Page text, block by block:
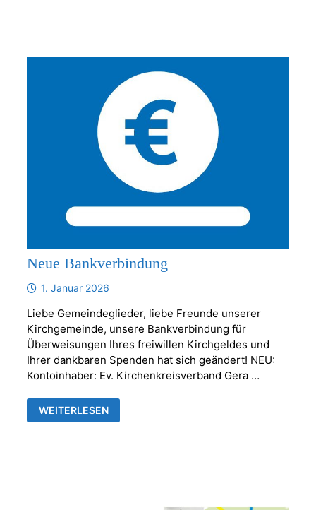
Neue Bankverbindung
1. Januar 2026
Liebe Gemeindeglieder, liebe Freunde unserer
Kirchgemeinde, unsere Bankverbindung für
Überweisungen Ihres freiwillen Kirchgeldes und
Ihrer dankbaren Spenden hat sich geändert! NEU:
Kontoinhaber: Ev. Kirchenkreisverband Gera …
NEUE
BANKVERBINDUNG
WEITERLESEN